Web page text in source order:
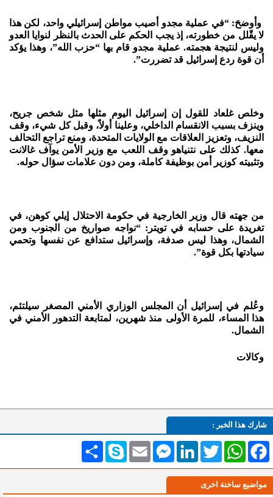
وأوضحَ: “في عملية مجدو أصيب مواطن إسرائيلي واحد، لكن هذا
لا يقّلل من خطورته، إذ يجب الحكم على الحدث بالنظر لنوايا العدو
وليس لنتيجة هجمته. عملية مجدو قام بها “حزب الله”، وهذا يؤكد
أن قوة ردع إسرائيل قد تضررت”.
وخلص غلعاد للقول إن إسرائيل اليوم مثلها مثل شخص جريح،
وينزف بسبب الانقسام الداخلي، وعلينا أولاً، وقبل كل شيء، وقف
النزيف، وتعزيز العلاقات مع الولايات المتحدة، ومنع تراجع التحالف
معها. كذلك على نتنياهو وقف اللعب مع وزير الأمن يوآف غالانت
وتثبيته كوزير أمن بوظيفة كاملة، ومن دون علامات سؤال حوله.
من جهته قال وزير الخارجية في حكومة الاحتلال إيلي كوهن، في
تغريدة على حسابه في تويتر: “نواجه صواريخ من الجنوب ومن
الشمال، وهذا ليس صدفة، وإسرائيل ستدافع عن نفسها وتحمي
سيادتها بكل قوة”.
وعُلم في إسرائيل أن المجلس الوزاري الأمني المصغر سيلتئم،
هذا المساء، للمرة الأولى منذ شهرين، لمتابعة التدهور الأمني في
الشمال.
وكالات
شارك هذا الخبر :
انشر Skype Email
MessengerLinkedInTwitterWhatsAppFacebook
مواضيع ساخنة اخرى